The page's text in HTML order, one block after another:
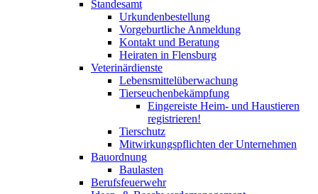
Standesamt
Urkundenbestellung
Vorgeburtliche Anmeldung
Kontakt und Beratung
Heiraten in Flensburg
Veterinärdienste
Lebensmittelüberwachung
Tierseuchenbekämpfung
Eingereiste Heim- und Haustieren
registrieren!
Tierschutz
Mitwirkungspflichten der Unternehmen
Bauordnung
Baulasten
Berufsfeuerwehr